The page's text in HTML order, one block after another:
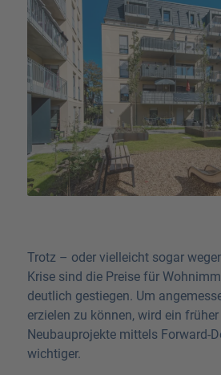
Trotz – oder vielleicht sogar
Krise sind die Preise für
deutlich gestiegen. Um
erzielen zu können, wird ein
Neubauprojekte mittels Forward-
wichtiger.